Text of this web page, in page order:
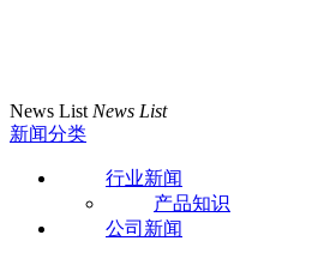
News List News List
新闻分类
行业新闻
产品知识
公司新闻